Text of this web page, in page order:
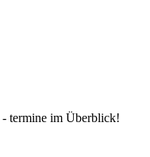
im Überblick!